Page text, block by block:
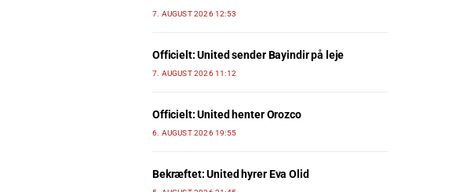
7. AUGUST 2026 12:53
Officielt: United sender Bayindir på leje
7. AUGUST 2026 11:12
Officielt: United henter Orozco
6. AUGUST 2026 19:55
Bekræftet: United hyrer Eva Olid